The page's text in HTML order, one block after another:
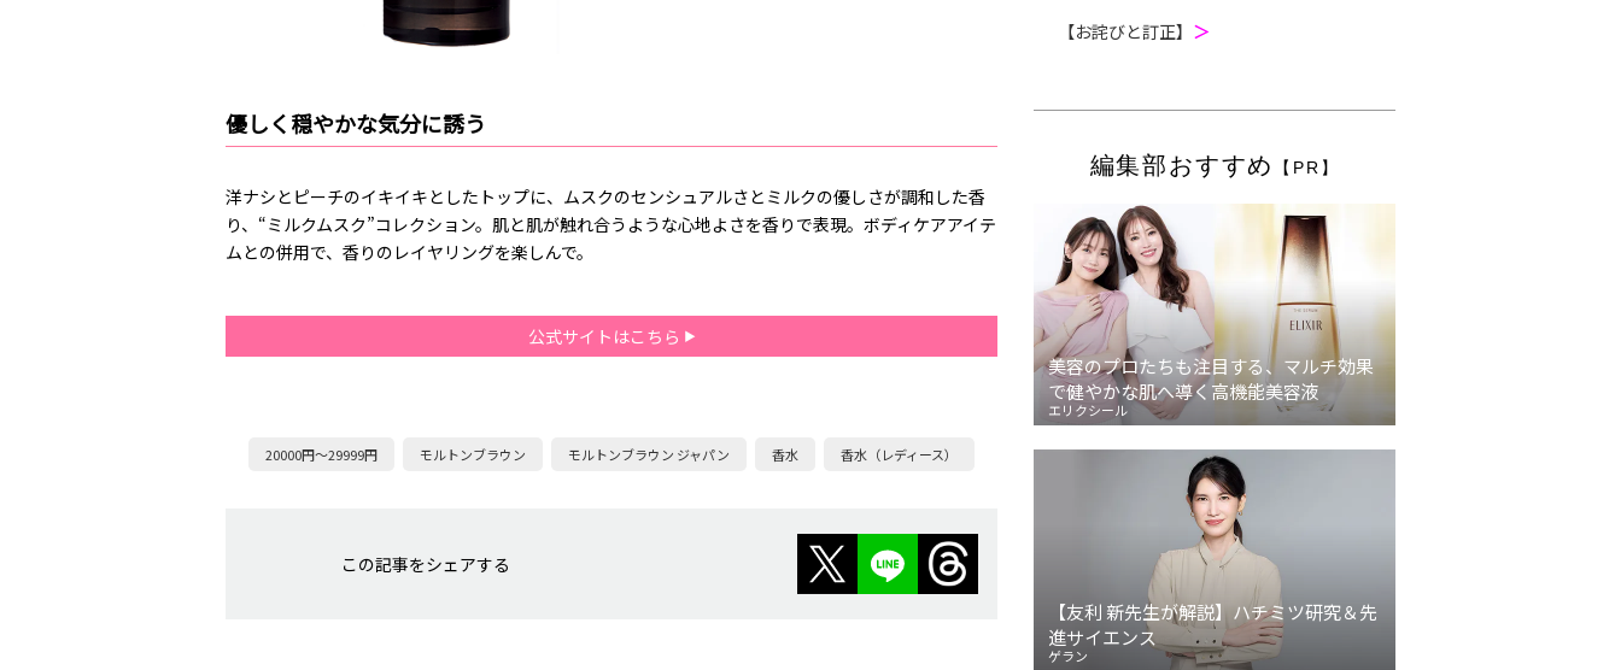
優しく穏やかな気分に誘う
洋ナシとピーチのイキイキとしたトップに、ムスクのセンシュアルさとミルクの優しさが調和した香
り、“ミルクムスク”コレクション。肌と肌が触れ合うような心地よさを香りで表現。ボディケアアイテ
ムとの併用で、香りのレイヤリングを楽しんで。
公式サイトはこちら
20000円～29999円 モルトンブラウン モルトンブラウン ジャパン 香水 香水（レディース）
この記事をシェアする
【お詫びと訂正】 ＞
編集部おすすめ 【PR】
美容のプロたちも注目する、マルチ効果
で健やかな肌へ導く高機能美容液
エリクシール
【友利 新先生が解説】ハチミツ研究＆先
進サイエンス
ゲラン